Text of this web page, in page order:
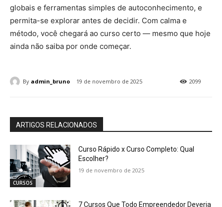
globais e ferramentas simples de autoconhecimento, e
permita-se explorar antes de decidir. Com calma e
método, você chegará ao curso certo — mesmo que hoje
ainda não saiba por onde começar.
2099
By admin_bruno 19 de novembro de 2025
ARTIGOS RELACIONADOS
CURSOS
Curso Rápido x Curso Completo: Qual
Escolher?
19 de novembro de 2025
7 Cursos Que Todo Empreendedor Deveria